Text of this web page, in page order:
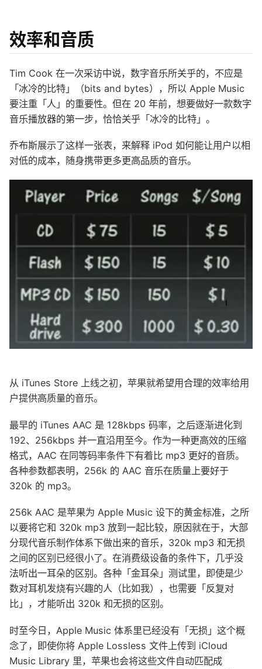
效率和音质
Tim Cook 在一次采访中说，数字音乐所关乎的，不应是
「冰冷的比特」（bits and bytes），所以 Apple Music
要注重「人」的重要性。但在 20 年前，想要做好一款数字
音乐播放器的第一步，恰恰关乎「冰冷的比特」。
乔布斯展示了这样一张表，来解释 iPod 如何能让用户以相
对低的成本，随身携带更多更高品质的音乐。
从 iTunes Store 上线之初，苹果就希望用合理的效率给用
户提供高质量的音乐。
最早的 iTunes AAC 是 128kbps 码率，之后逐渐进化到
192、256kbps 并一直沿用至今。作为一种更高效的压缩
格式，AAC 在同等码率条件下有着比 mp3 更好的音质。
各种参数都表明，256k 的 AAC 音乐在质量上要好于
320k 的 mp3。
256k AAC 是苹果为 Apple Music 设下的黄金标准，之所
以要将它和 320k mp3 放到一起比较，原因就在于，大部
分现代音乐制作体系下做出来的音乐，320k mp3 和无损
之间的区别已经很小了。在消费级设备的条件下，几乎没
法听出一耳朵的区别。各种「金耳朵」测试里，即使是少
数对耳机发烧有兴趣的人（比如我），也需要「反复对
比」，才能听出 320k 和无损的区别。
时至今日，Apple Music 体系里已经没有「无损」这个概
念了，即使你将 Apple Lossless 文件上传到 iCloud
Music Library 里，苹果也会将这些文件自动匹配成